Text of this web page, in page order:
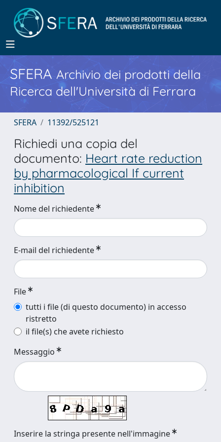
SFERA Archivio dei prodotti della
Ricerca dell'Università di Ferrara
SFERA 11392/525121
Richiedi una copia del
documento: Heart rate reduction
by pharmacological If current
inhibition
Nome del richiedente
E-mail del richiedente
File
tutti i file (di questo documento) in accesso
ristretto
il file(s) che avete richiesto
Messaggio
Inserire la stringa presente nell'immagine